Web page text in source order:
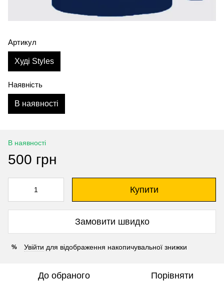
Артикул
Худі Styles
Наявність
В наявності
В наявності
500 грн
Купити
Замовити швидко
% Увійти для відображення накопичувальної знижки
До обраного Порівняти